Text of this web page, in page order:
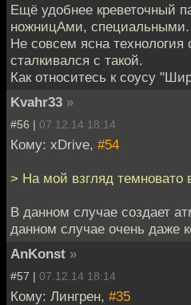
Ещё удобнее креветочный
ножницАми, специальными.
Не совсем ясна
сталкивался с такой.
Как относитесь к соусу
Kvahr33 »
#56 | 07.12.14 18:14
Кому: xDrive, #54
> На мой взгляд темновато
В данном случае создает
данном случае очень даже
AnKonst »
#57 | 07.12.14 18:14
Кому: Лингрен, #35